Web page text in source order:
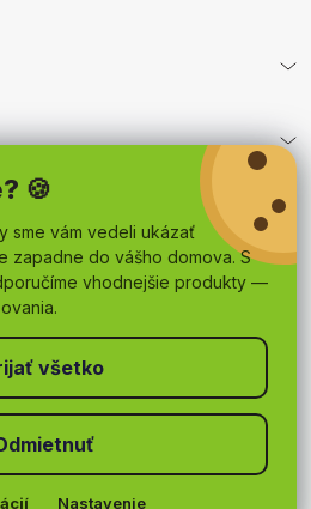
🍪
sme vám vedeli ukázať
zapadne do vášho domova. S
vhodnejšie produkty —
Nastavenie
. Všetky práva vyhradené.
cookies